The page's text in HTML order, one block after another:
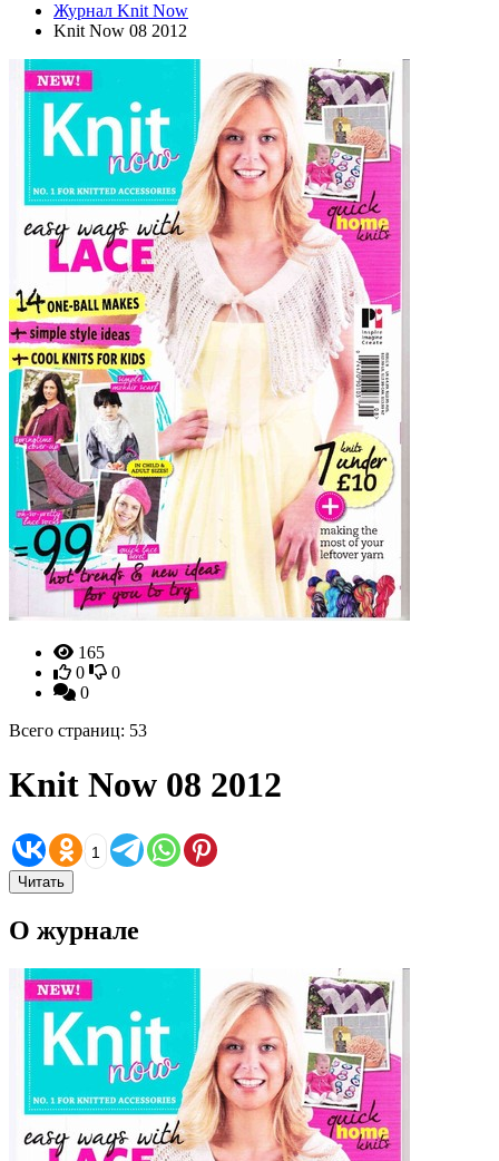
Журнал Knit Now
Knit Now 08 2012
165
0
0
0
Всего страниц: 53
Knit Now 08 2012
1
Читать
О журнале